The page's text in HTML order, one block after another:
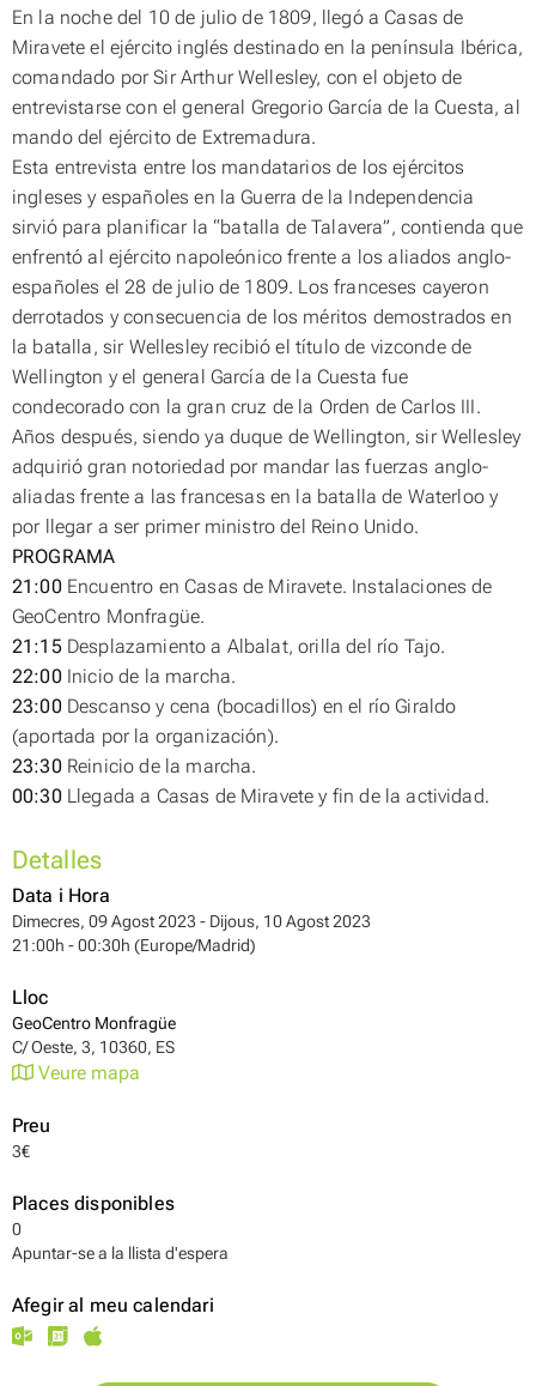
En la noche del 10 de julio de 1809, llegó a Casas de
Miravete el ejército inglés destinado en la península Ibérica,
comandado por Sir Arthur Wellesley, con el objeto de
entrevistarse con el general Gregorio García de la Cuesta, al
mando del ejército de Extremadura.
Esta entrevista entre los mandatarios de los ejércitos
ingleses y españoles en la Guerra de la Independencia
sirvió para planificar la “batalla de Talavera”, contienda que
enfrentó al ejército napoleónico frente a los aliados anglo-
españoles el 28 de julio de 1809. Los franceses cayeron
derrotados y consecuencia de los méritos demostrados en
la batalla, sir Wellesley recibió el título de vizconde de
Wellington y el general García de la Cuesta fue
condecorado con la gran cruz de la Orden de Carlos III.
Años después, siendo ya duque de Wellington, sir Wellesley
adquirió gran notoriedad por mandar las fuerzas anglo-
aliadas frente a las francesas en la batalla de Waterloo y
por llegar a ser primer ministro del Reino Unido.
PROGRAMA
21:00 Encuentro en Casas de Miravete. Instalaciones de
GeoCentro Monfragüe.
21:15Desplazamiento a Albalat, orilla del río Tajo.
22:00 Inicio de la marcha.
23:00 Descanso y cena (bocadillos) en el río Giraldo
(aportada por la organización).
23:30 Reinicio de la marcha.
00:30 Llegada a Casas de Miravete y fin de la actividad.
Detalles
Data i Hora
Dimecres, 09 Agost 2023 - Dijous, 10 Agost 2023
21:00h - 00:30h (Europe/Madrid)
Lloc
GeoCentro Monfragüe
C/ Oeste, 3, 10360, ES
Veure mapa
Preu
3€
Places disponibles
0
Apuntar-se a la llista d'espera
Afegir al meu calendari